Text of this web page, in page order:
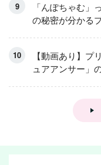
「んぽちゃむ
の秘密が分かる
【動画あり】
ュアアンサー」